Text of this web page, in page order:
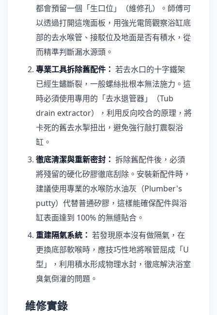
都會預留一個「生口位」（維修孔）。師傅可
以透過打開這塊面板，用強光電筒觀察浴缸底
部的去水喉管、接駁位及地面是否有積水，從
而精準判斷漏水源頭。
專業工具拆除舊配件： 若去水口的十字鐵架
已經生鏽斷裂，一般螺絲批根本無法施力。這
時必須使用專用的「去水退管器」（Tub
drain extractor），利用反向咬合的原理，將
卡死的舊去水掣扭出，避免強行敲打震裂浴
缸。
徹底清潔與重新密封： 拆除舊配件後，必須
將殘留的硬化矽膠徹底刮除。安裝新配件時，
建議使用專業的水喉防水油灰（Plumber's
putty）代替普通矽膠，這樣能確保配件與浴
缸表面達到 100% 的無縫貼合。
重建隔氣系統： 若發現原本沒有做隔氣，在
更換底部軟喉時，應技巧性地將喉管屈成「U
型」，利用積水形成物理水封，徹底解決浴室
臭氣倒灌的問題。
維修實錄